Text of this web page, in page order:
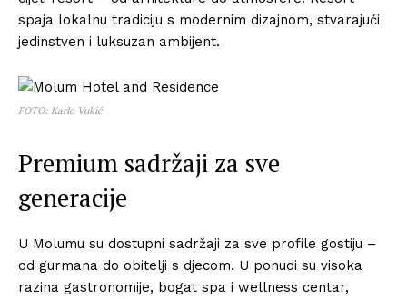
spaja lokalnu tradiciju s modernim dizajnom, stvarajući
jedinstven i luksuzan ambijent.
FOTO: Karlo Vukić
Premium sadržaji za sve
generacije
U Molumu su dostupni sadržaji za sve profile gostiju –
od gurmana do obitelji s djecom. U ponudi su visoka
razina gastronomije, bogat spa i wellness centar,